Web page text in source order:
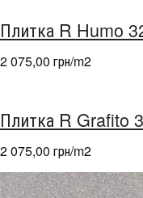
Плитка R Humo
2 075,00 грн/m2
Плитка R Grafito
2 075,00 грн/m2